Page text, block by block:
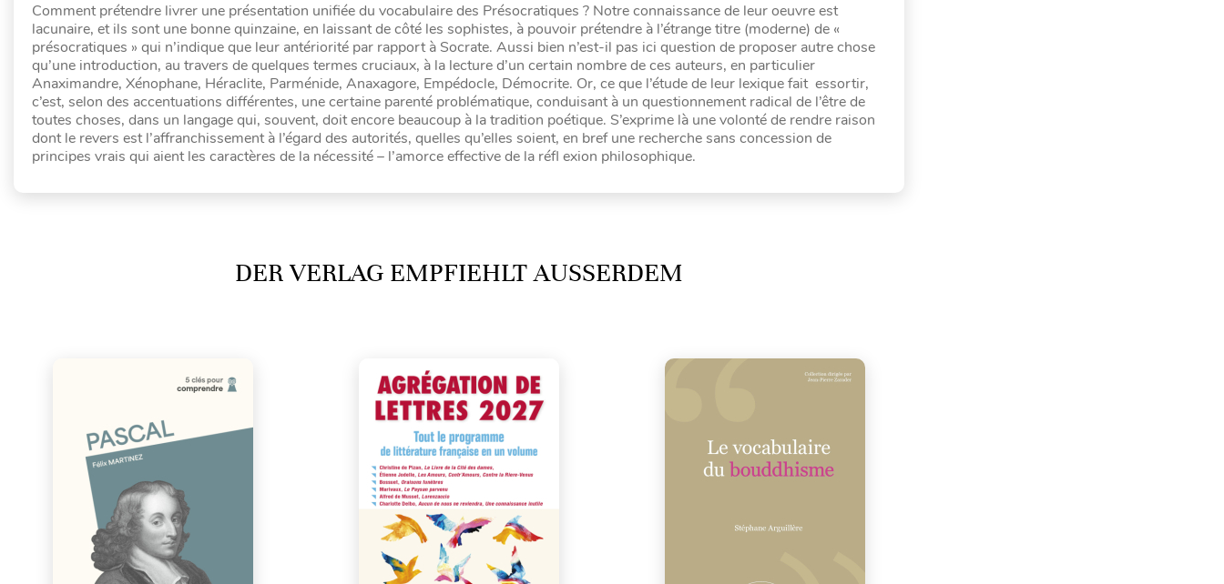
Comment prétendre livrer une présentation unifiée du vocabulaire des Présocratiques ? Notre connaissance de leur oeuvre est
lacunaire, et ils sont une bonne quinzaine, en laissant de côté les sophistes, à pouvoir prétendre à l’étrange titre (moderne) de «
présocratiques » qui n’indique que leur antériorité par rapport à Socrate. Aussi bien n’est-il pas ici question de proposer autre chose
qu’une introduction, au travers de quelques termes cruciaux, à la lecture d’un certain nombre de ces auteurs, en particulier
Anaximandre, Xénophane, Héraclite, Parménide, Anaxagore, Empédocle, Démocrite. Or, ce que l’étude de leur lexique fait essortir,
c’est, selon des accentuations différentes, une certaine parenté problématique, conduisant à un questionnement radical de l’être de
toutes choses, dans un langage qui, souvent, doit encore beaucoup à la tradition poétique. S’exprime là une volonté de rendre raison
dont le revers est l’affranchissement à l’égard des autorités, quelles qu’elles soient, en bref une recherche sans concession de
principes vrais qui aient les caractères de la nécessité – l’amorce effective de la réfl exion philosophique.
DER VERLAG EMPFIEHLT AUSSERDEM